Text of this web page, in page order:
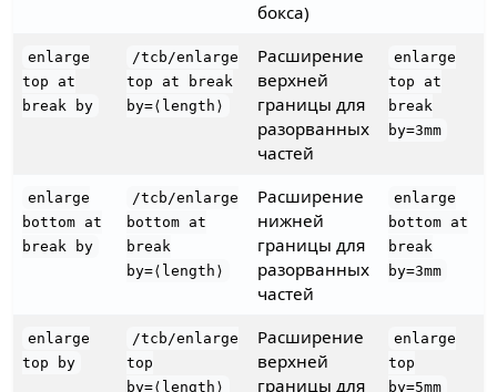
бокса)
enlarge
top at
break by
/tcb/enlarge
top at break
by=⟨length⟩
Расширение
верхней
границы для
разорванных
частей
enlarge
top at
break
by=3mm
enlarge
bottom at
break by
/tcb/enlarge
bottom at
break
by=⟨length⟩
Расширение
нижней
границы для
разорванных
частей
enlarge
bottom at
break
by=3mm
enlarge
top by
/tcb/enlarge
top
by=⟨length⟩
Расширение
верхней
границы для
enlarge
top
by=5mm